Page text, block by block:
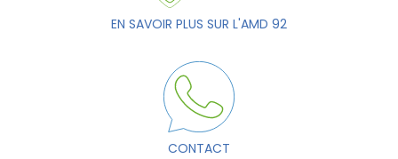
EN SAVOIR PLUS SUR L'AMD 92
CONTACT